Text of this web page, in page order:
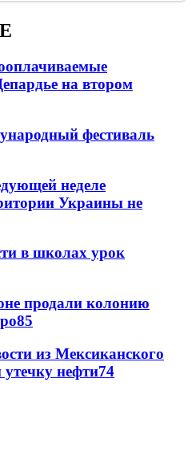
на втором
фестиваль
неделе
Украины не
в школах урок
продали колонию
85
из Мексиканского
утечку нефти74